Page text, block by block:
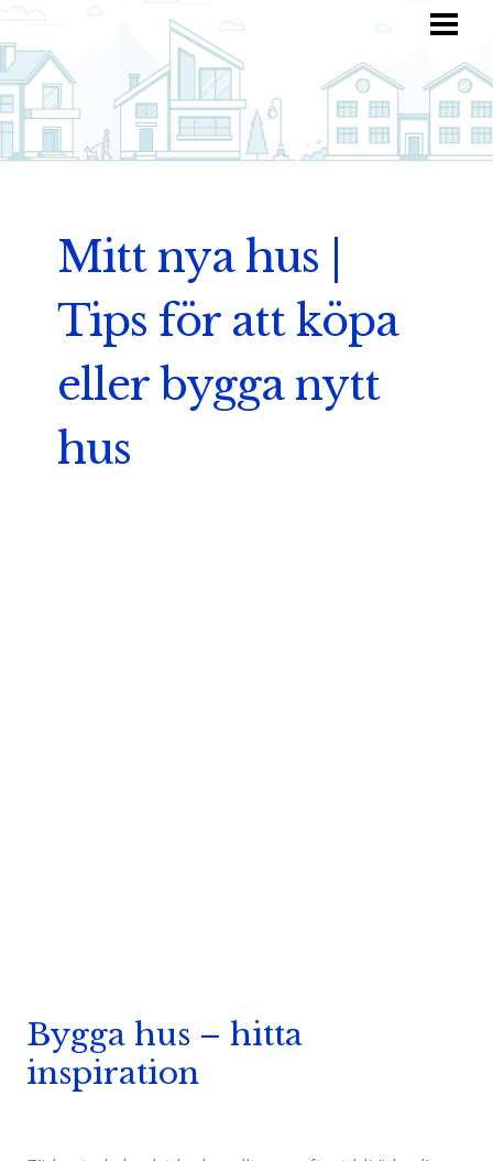
HITTA INSPIRATION
TOTALKOSTNAD
ANVÄND DIN FANTASI
Mitt nya hus |
Tips för att köpa
eller bygga nytt
hus
Bygga hus – hitta
inspiration